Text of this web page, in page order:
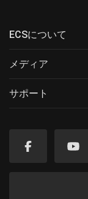
ECSについて
メディア
サポート